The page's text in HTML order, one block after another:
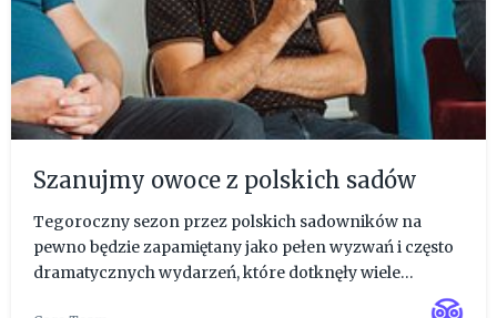
Szanujmy owoce z polskich sadów
Tegoroczny sezon przez polskich sadowników na
pewno będzie zapamiętany jako pełen wyzwań i często
dramatycznych wydarzeń, które dotknęły wiele